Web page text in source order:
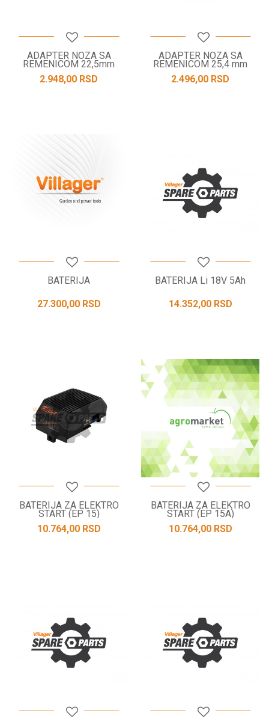
ADAPTER NOZA SA
REMENICOM 22,5mm
2.948,00 RSD
ADAPTER NOZA SA
REMENICOM 25,4 mm
2.496,00 RSD
BATERIJA
27.300,00 RSD
BATERIJA Li 18V 5Ah
14.352,00 RSD
BATERIJA ZA ELEKTRO
START (EP 15)
10.764,00 RSD
BATERIJA ZA ELEKTRO
START (EP 15A)
10.764,00 RSD